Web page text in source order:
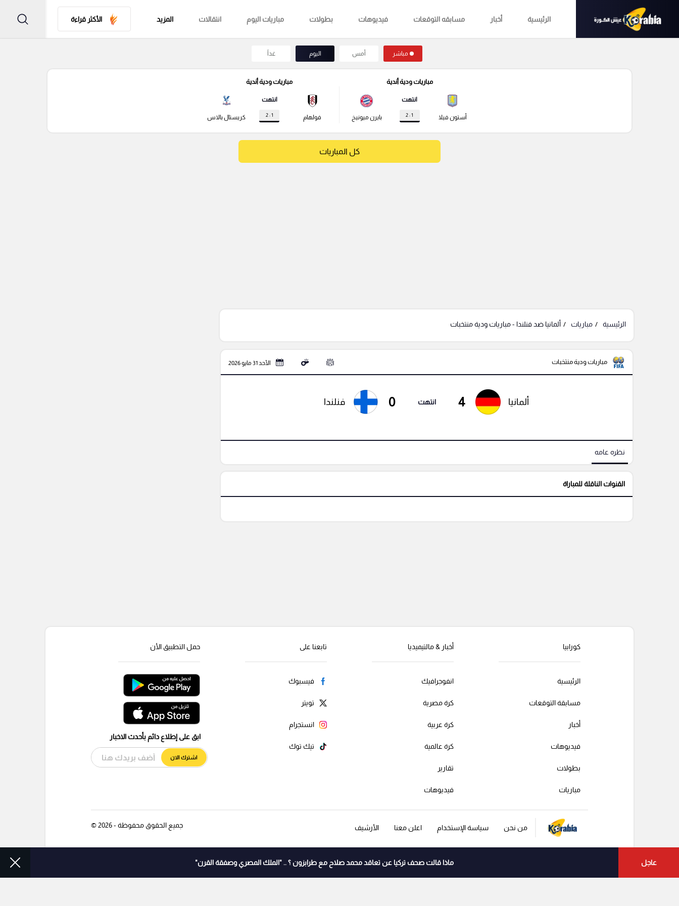
الرئيسية أخبار مسابقه التوقعات فيديوهات بطولات مباريات اليوم انتقالات المزيد الأكثر قراءة
مباشر أمس اليوم غداً
مباريات ودية أندية
أستون فيلا
انتهت
1 : 2 بايرن ميونيخ
مباريات ودية أندية
فولهام
انتهت
1 : 2 كريستال بالاس
كل المباريات
الرئيسية مباريات ألمانيا ضد فنلندا - مباريات ودية منتخبات
مباريات ودية منتخبات الأحد 31 مايو 2026
ألمانيا 4 انتهت 0 فنلندا
نظره عامه
القنوات الناقلة للمباراة
عاجل ماذا قالت صحف تركيا عن تعاقد محمد صلاح مع طرابزون ؟ .. "الملك المصري وصفقة القرن"
كورابيا
الرئيسية
مسابقة التوقعات
أخبار
فيديوهات
بطولات
مباريات
أخبار & مالتيميديا
انفوجرافيك
كرة مصرية
كرة عربية
كرة عالمية
تقارير
فيديوهات
تابعنا على
فيسبوك
تويتر
انستجرام
تيك توك
حمل التطبيق الأن
ابق على إطلاع دائم بأحدث الاخبار
اشترك الان
من نحن سياسة الإستخدام اعلن معنا الأرشيف جميع الحقوق محفوظة - 2026 ©